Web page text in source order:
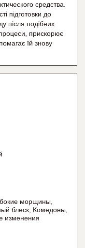
средства.
підготовки до
після подібних
процеси, прискорює
їй знову
морщины,
блеск, Комедоны,
изменения